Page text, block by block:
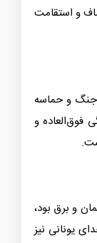
پادشاهیان
و استقامت
جنگ و حماسه
فوق‌العاده و